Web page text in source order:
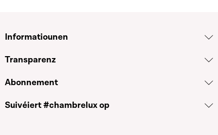
Informatiounen
Transparenz
Abonnement
Suivéiert #chambrelux op